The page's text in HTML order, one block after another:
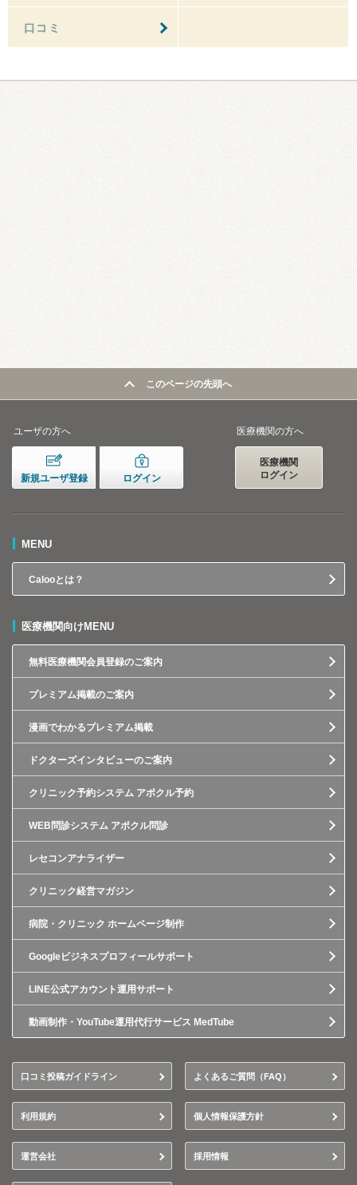
口コミ
このページの先頭へ
ユーザの方へ
新規ユーザ登録 ログイン
医療機関の方へ
医療機関
ログイン
MENU
Calooとは？
医療機関向けMENU
無料医療機関会員登録のご案内
プレミアム掲載のご案内
漫画でわかるプレミアム掲載
ドクターズインタビューのご案内
クリニック予約システム アポクル予約
WEB問診システム アポクル問診
レセコンアナライザー
クリニック経営マガジン
病院・クリニック ホームページ制作
Googleビジネスプロフィールサポート
LINE公式アカウント運用サポート
動画制作・YouTube運用代行サービス MedTube
口コミ投稿ガイドライン よくあるご質問（FAQ）
利用規約 個人情報保護方針
運営会社 採用情報